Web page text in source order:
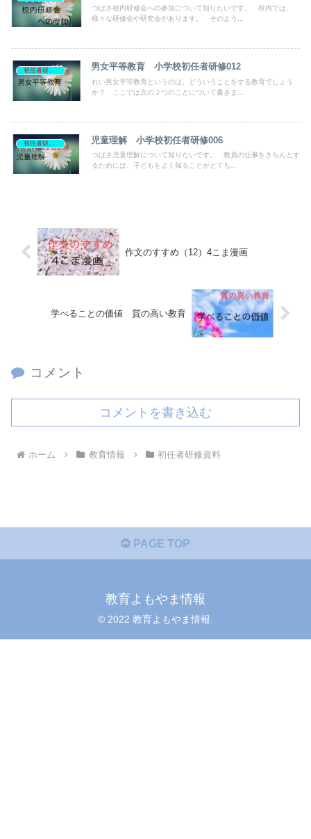
つばさ校内研修会への参加について知りたいです。 校内では、
様々な研修会や研究会があります。 そのよう...
男女平等教育 小学校初任者研修012
れい男女平等教育というのは、どういうことをする教育でしょう
か？ ここでは次の２つのことについて書きま...
初任者研修資料 児童理解 小学校初任者研修006
つばさ児童理解について知りたいです。 教員の仕事をきちんとす
るためには、子どもをよく知ることがとても...
作文のすすめ（12）4こま漫画
学べることの価値 質の高い教育
コメント
コメントを書き込む
ホーム 教育情報 初任者研修資料
PAGE TOP
教育よもやま情報
© 2022 教育よもやま情報.